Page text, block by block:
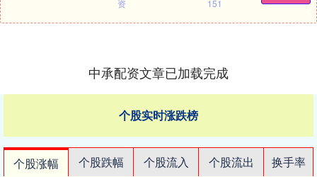
资
151
中承配资文章已加载完成
个股实时涨跌榜
个股涨幅 个股跌幅 个股流入 个股流出
换手率